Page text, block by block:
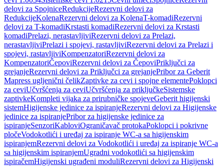
delovi za SpojniceRedukcijeRezervni delovi za
RedukcijeKolenaRezervni delovi za KolenaT-komadiRezervni
delovi za T-komadiKrstasti komadiRezervni delovi za Krstasti
komadiPrelazi, nerastavljiviRezervni delovi za Prelazi,
nerastavljiviPrelazi i spojevi, rastavljiviRezervni delovi za Prelazi i
spojevi, rastavljiviKompenzatoriRezervni delovi za
KompenzatoriČepoviRezervni delovi za ČepoviPriključci za
grejanjeRezervni delovi za Priključci za grejanjePribor za Geberit
Mapress ugljenični čelikZaptivke za cevi i spojne elementePoklopci
za ceviUčvršćenja za ceviUčvršćenja za priključkeSistemske
zaptivkeKompleti vijaka za prirubničke spojeveGeberit higijenski
sistemHigijenske jedinice za ispiranjeRezervni delovi za Higijenske
jedinice za ispiranjePribor za higijenske jedinice za
ispiranjeSenzoriKabloviOgraničavač protokaPoklopci i pokrivne
pločeVodokotlići i uređaj za ispiranje WC-a sa higijenskim
ispiranjemRezervni delovi za Vodokotlići i uređaj za ispiranje WC-a
sa higijenskim ispiranjemUgradni vodokotlići sa higijenskim
ispiračemHigijenski ugrađeni moduliRezervni delovi za Higijenski